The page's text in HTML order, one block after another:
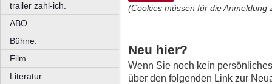
trailer zahl-ich.
ABO.
Bühne.
Film.
Literatur.
(Cookies müssen für die Anmeldung
Neu hier?
Wenn Sie noch kein
über den folgenden Link zur